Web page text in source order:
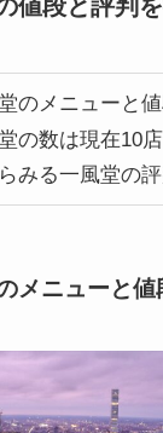
値段と評判
のメニューと
の数は現在10
みる一風堂の
メニューと値